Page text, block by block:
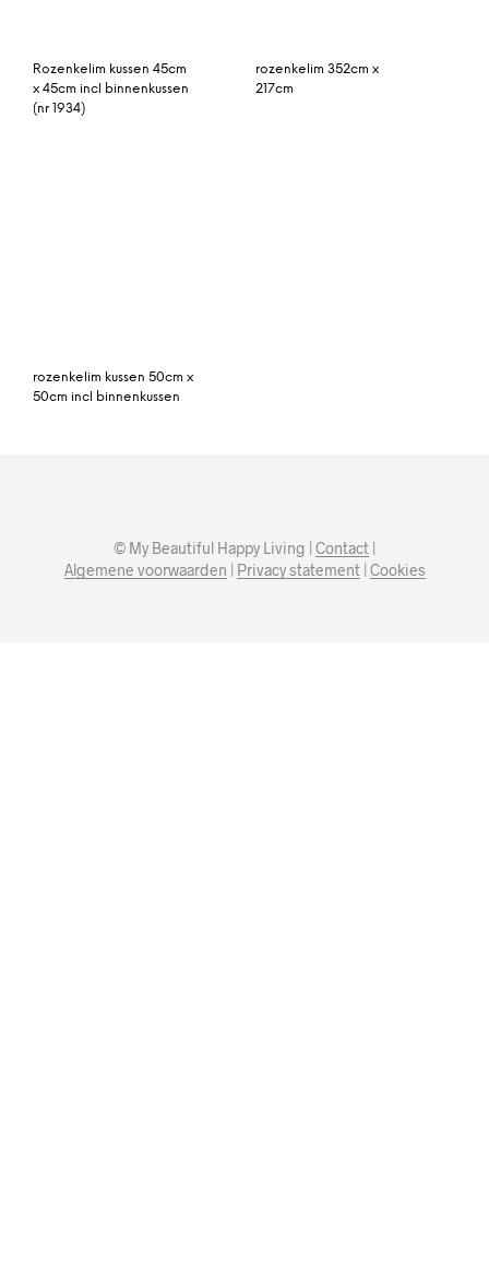
Rozenkelim kussen 45cm
x 45cm incl binnenkussen
(nr 1934)
rozenkelim 352cm x
217cm
rozenkelim kussen 50cm x
50cm incl binnenkussen
© My Beautiful Happy Living | Contact |
Algemene voorwaarden | Privacy statement| Cookies